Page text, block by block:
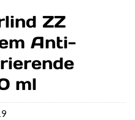
ZZ
Anti-
ml